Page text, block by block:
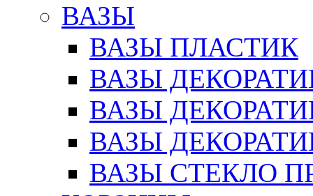
ВАЗЫ
ВАЗЫ ПЛАСТИК
ВАЗЫ
ВАЗЫ
ВАЗЫ
ВАЗЫ СТЕКЛО